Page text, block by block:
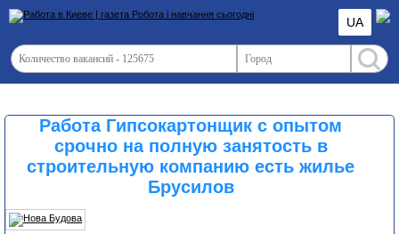
UA
Работа Гипсокартонщик с опытом
срочно на полную занятость в
строительную компанию есть жилье
Брусилов